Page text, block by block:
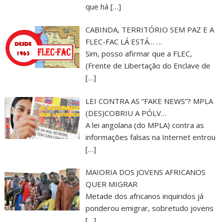
que há […]
CABINDA, TERRITÓRIO SEM PAZ E A
FLEC-FAC LÁ ESTÁ… …
Sim, posso afirmar que a FLEC,
(Frente de Libertação do Enclave de
[…]
LEI CONTRA AS “FAKE NEWS”? MPLA
(DES)COBRIU A PÓLV…
A lei angolana (do MPLA) contra as
informações falsas na Internet entrou
[…]
MAIORIA DOS JOVENS AFRICANOS
QUER MIGRAR
Metade dos africanos inquiridos já
ponderou emigrar, sobretudo jovens